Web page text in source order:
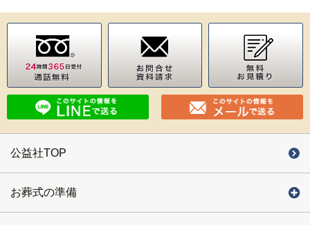
公益社TOP
お葬式の準備